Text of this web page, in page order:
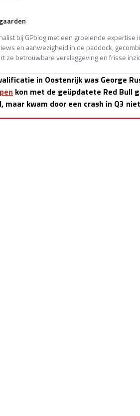
bij GPblog met een groeiende expertise
en aanwezigheid in de paddock,
ze betrouwbare verslaggeving en frisse
in Oostenrijk was George
kon met de geüpdatete Red Bull
maar kwam door een crash in Q3